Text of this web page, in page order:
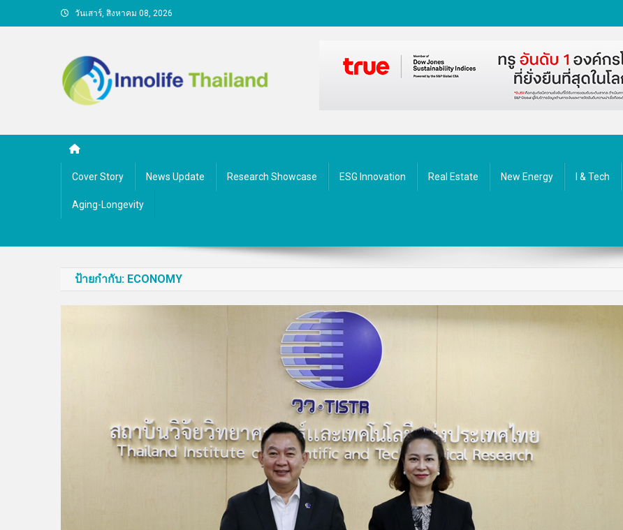
to
วันเสาร์, สิงหาคม 08, 2026
Cover Story News Update Research Showcase ESG Innovation Real Estate New Energy I & Tech
Aging-Longevity
ป้ายกำกับ: ECONOMY